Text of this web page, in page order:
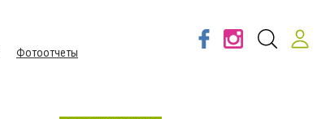
Фотоотчеты